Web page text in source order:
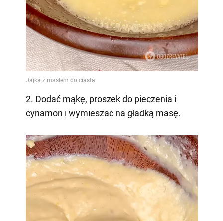
2. Dodać mąkę, proszek do pieczenia i
cynamon i wymieszać na gładką masę.